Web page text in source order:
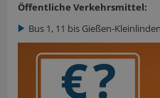
Öffentliche Verkehrsmittel:
Bus 1, 11 bis Gießen-